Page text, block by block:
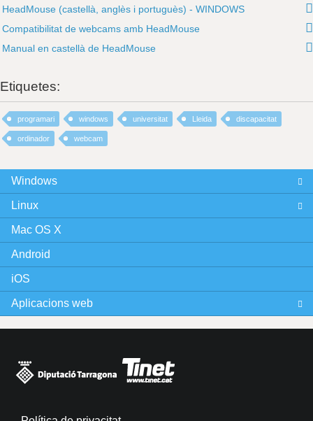
HeadMouse (castellà, anglès i portuguès) - WINDOWS
Compatibilitat de webcams amb HeadMouse
Manual en castellà de HeadMouse
Etiquetes:
programari windows universitat Lleida discapacitat
ordinador webcam
Windows
Linux
Mac OS X
Android
iOS
Aplicacions web